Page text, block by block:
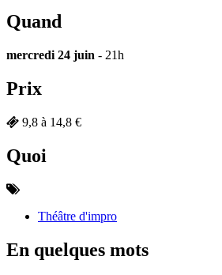
Quand
mercredi 24 juin - 21h
Prix
9,8 à 14,8 €
Quoi
Théâtre d'impro
En quelques mots